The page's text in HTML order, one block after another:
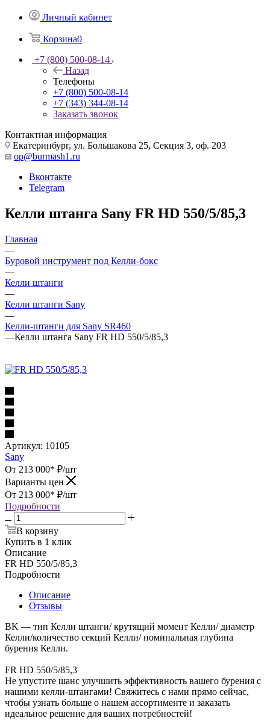
Личный кабинет
Корзина0
+7 (800) 500-08-14
Назад
Телефоны
+7 (800) 500-08-14
+7 (343) 344-08-14
Заказать звонок
Контактная информация
Екатеринбург, ул. Большакова 25, Секция 3, оф. 203
op@burmash1.ru
Вконтакте
Telegram
Келли штанга Sany FR HD 550/5/85,3
Главная
—
Буровой инструмент под Келли-бокс
—
Келли штанги
—
Келли штанги Sany
—
Келли-штанги для Sany SR460
—Келли штанга Sany FR HD 550/5/85,3
Артикул: 10105
Sany
От 213 000* ₽/шт
Варианты цен
От 213 000* ₽/шт
Подробности
В корзину
Купить в 1 клик
Описание
FR HD 550/5/85,3
Подробности
Описание
Отзывы
BK — тип Келли штанги/ крутящий момент Келли/ диаметр
Келли/количество секций Келли/ номинальная глубина
бурения Келли.
FR HD 550/5/85,3
Не упустите шанс улучшить эффективность вашего бурения с
нашими келли-штангами! Свяжитесь с нами прямо сейчас,
чтобы узнать больше о нашем ассортименте и заказать
идеальное решение для ваших потребностей!